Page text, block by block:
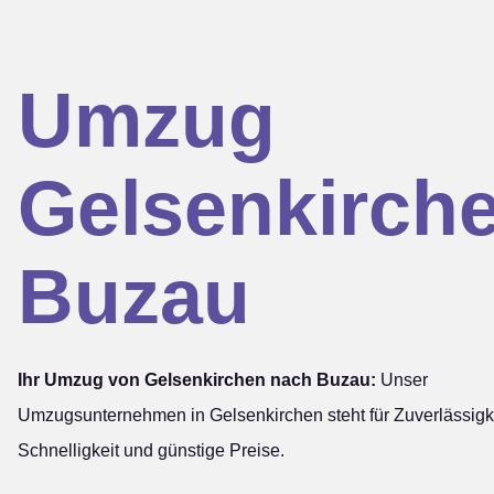
Umzug
Buzau
Ihr Umzug von Gelsenkirchen nach Buzau: Unser
Umzugsunternehmen in Gelsenkirchen steht für
Schnelligkeit und günstige Preise.